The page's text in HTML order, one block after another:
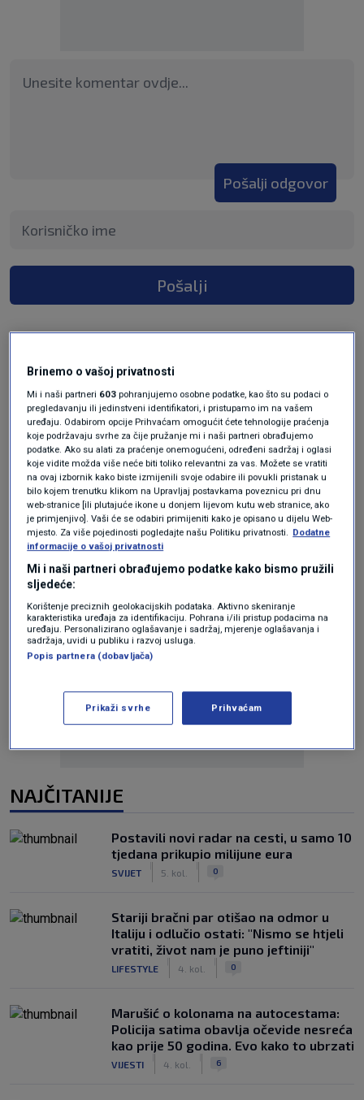
Pošalji odgovor
Pošalji
Oglas
NAJČITANIJE
Postavili novi radar na cesti, u samo 10
tjedana prikupio milijune eura
SVIJET 5. kol. 0
Stariji bračni par otišao na odmor u
Italiju i odlučio ostati: "Nismo se htjeli
vratiti, život nam je puno jeftiniji"
LIFESTYLE 4. kol. 0
Marušić o kolonama na autocestama:
Policija satima obavlja očevide nesreća
kao prije 50 godina. Evo kako to ubrzati
VIJESTI 4. kol. 6
Brinemo o vašoj privatnosti
Mi i naši partneri 603 pohranjujemo osobne podatke, kao što su podaci o
pregledavanju ili jedinstveni identifikatori, i pristupamo im na vašem
uređaju. Odabirom opcije Prihvaćam omogućit ćete tehnologije praćenja
koje podržavaju svrhe za čije pružanje mi i naši partneri obrađujemo
podatke. Ako su alati za praćenje onemogućeni, određeni sadržaj i oglasi
koje vidite možda više neće biti toliko relevantni za vas. Možete se vratiti
na ovaj izbornik kako biste izmijenili svoje odabire ili povukli pristanak u
bilo kojem trenutku klikom na Upravljaj postavkama poveznicu pri dnu
web-stranice [ili plutajuće ikone u donjem lijevom kutu web stranice, ako
je primjenjivo]. Vaši će se odabiri primijeniti kako je opisano u dijelu Web-
mjesto. Za više pojedinosti pogledajte našu Politiku privatnosti. Dodatne
informacije o vašoj privatnosti
Mi i naši partneri obrađujemo podatke kako bismo pružili
sljedeće:
Korištenje preciznih geolokacijskih podataka. Aktivno skeniranje
karakteristika uređaja za identifikaciju. Pohrana i/ili pristup podacima na
uređaju. Personalizirano oglašavanje i sadržaj, mjerenje oglašavanja i
sadržaja, uvidi u publiku i razvoj usluga.
Popis partnera (dobavljača)
Prikaži svrhe Prihvaćam